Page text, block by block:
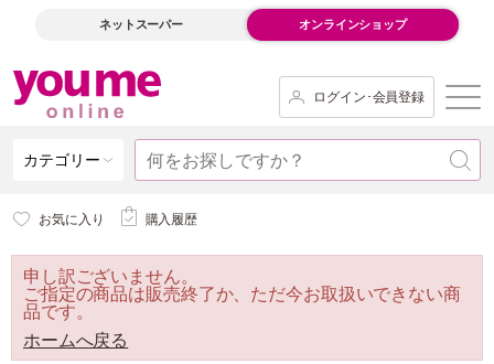
ネットスーパー オンラインショップ
ログイン･会員登録
カテゴリー
お気に入り 購入履歴
申し訳ございません。
ご指定の商品は販売終了か、ただ今お取扱いできない商
品です。
ホームへ戻る